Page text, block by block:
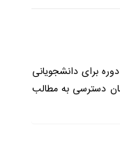
برای دانشجویانی
دسترسی به مطالب